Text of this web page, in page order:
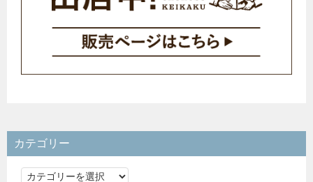
カテゴリー
カ